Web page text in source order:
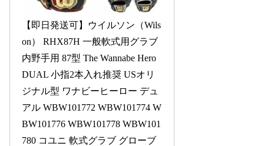
【即日発送可】ウイルソン（Wils
on） RHX87H 一般軟式用グラブ
内野手用 87型 The Wannabe Hero
DUAL 小指2本入れ推奨 USオリ
ジナル型 ワナビーヒーロー デュ
アル WBW101772 WBW101774 W
BW101776 WBW101778 WBW101
780 コユニ 軟式グラブ グローブ